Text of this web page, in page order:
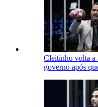
Cleitinho volta a
governo após